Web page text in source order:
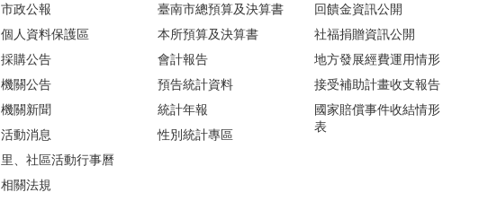
市政公報
個人資料保護區
採購公告
機關公告
機關新聞
活動消息
里、社區活動行事曆
相關法規
臺南市總預算及決算書
本所預算及決算書
會計報告
預告統計資料
統計年報
性別統計專區
回饋金資訊公開
社福捐贈資訊公開
地方發展經費運用情形
接受補助計畫收支報告
國家賠償事件收結情形
表